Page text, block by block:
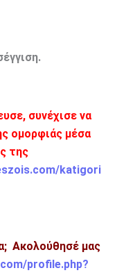
συνέχισε να
ομορφιάς μέσα
της
katigori
Ακολούθησέ μας
profile.php?